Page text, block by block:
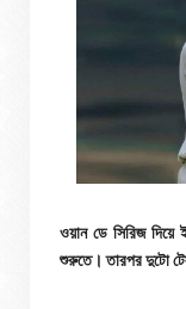
ওয়ান ডে সিরিজ
শুরুতে। তারপর দুটো